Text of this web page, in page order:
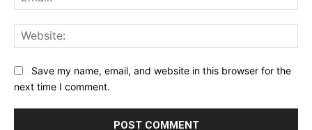
Save my name, email, and website in this browser for the
next time I comment.